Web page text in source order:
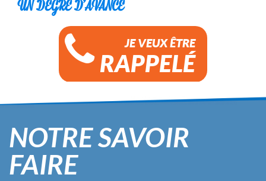
JE VEUX ÊTRE
RAPPELÉ
NOTRE SAVOIR
FAIRE